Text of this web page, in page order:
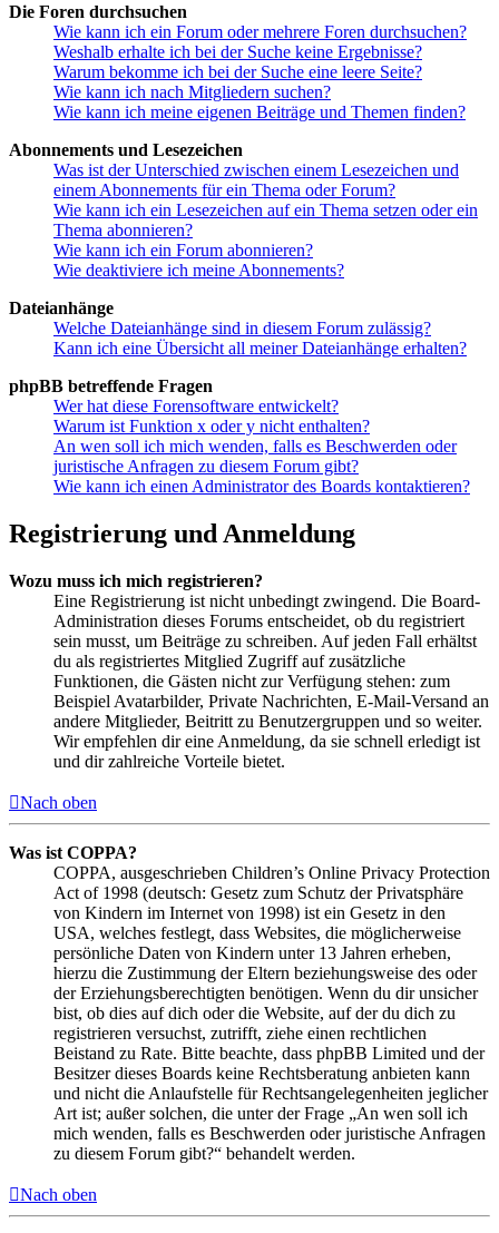
Die Foren durchsuchen
Wie kann ich ein Forum oder mehrere Foren durchsuchen?
Weshalb erhalte ich bei der Suche keine Ergebnisse?
Warum bekomme ich bei der Suche eine leere Seite?
Wie kann ich nach Mitgliedern suchen?
Wie kann ich meine eigenen Beiträge und Themen finden?
Abonnements und Lesezeichen
Was ist der Unterschied zwischen einem Lesezeichen und
einem Abonnements für ein Thema oder Forum?
Wie kann ich ein Lesezeichen auf ein Thema setzen oder ein
Thema abonnieren?
Wie kann ich ein Forum abonnieren?
Wie deaktiviere ich meine Abonnements?
Dateianhänge
Welche Dateianhänge sind in diesem Forum zulässig?
Kann ich eine Übersicht all meiner Dateianhänge erhalten?
phpBB betreffende Fragen
Wer hat diese Forensoftware entwickelt?
Warum ist Funktion x oder y nicht enthalten?
An wen soll ich mich wenden, falls es Beschwerden oder
juristische Anfragen zu diesem Forum gibt?
Wie kann ich einen Administrator des Boards kontaktieren?
Registrierung und Anmeldung
Wozu muss ich mich registrieren?
Eine Registrierung ist nicht unbedingt zwingend. Die Board-
Administration dieses Forums entscheidet, ob du registriert
sein musst, um Beiträge zu schreiben. Auf jeden Fall erhältst
du als registriertes Mitglied Zugriff auf zusätzliche
Funktionen, die Gästen nicht zur Verfügung stehen: zum
Beispiel Avatarbilder, Private Nachrichten, E-Mail-Versand an
andere Mitglieder, Beitritt zu Benutzergruppen und so weiter.
Wir empfehlen dir eine Anmeldung, da sie schnell erledigt ist
und dir zahlreiche Vorteile bietet.
Nach oben
Was ist COPPA?
COPPA, ausgeschrieben Children’s Online Privacy Protection
Act of 1998 (deutsch: Gesetz zum Schutz der Privatsphäre
von Kindern im Internet von 1998) ist ein Gesetz in den
USA, welches festlegt, dass Websites, die möglicherweise
persönliche Daten von Kindern unter 13 Jahren erheben,
hierzu die Zustimmung der Eltern beziehungsweise des oder
der Erziehungsberechtigten benötigen. Wenn du dir unsicher
bist, ob dies auf dich oder die Website, auf der du dich zu
registrieren versuchst, zutrifft, ziehe einen rechtlichen
Beistand zu Rate. Bitte beachte, dass phpBB Limited und der
Besitzer dieses Boards keine Rechtsberatung anbieten kann
und nicht die Anlaufstelle für Rechtsangelegenheiten jeglicher
Art ist; außer solchen, die unter der Frage „An wen soll ich
mich wenden, falls es Beschwerden oder juristische Anfragen
zu diesem Forum gibt?“ behandelt werden.
Nach oben